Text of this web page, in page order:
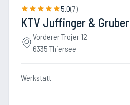
5.0(7)
KTV Juffinger & Gruber
Vorderer Trojer 12
6335 Thiersee
Werkstatt